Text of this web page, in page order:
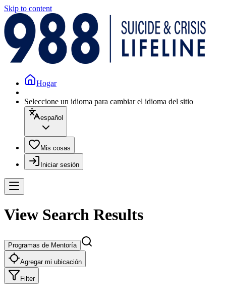
Skip to content
Hogar
Seleccione un idioma para cambiar el idioma del sitio
español
Mis cosas
Iniciar sesión
View Search Results
Programas de Mentoría
Agregar mi ubicación
Filter